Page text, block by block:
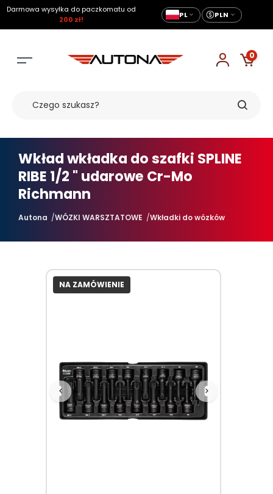
Darmowa wysyłka do paczkomatu od
200 zł!
PL PLN
0
Wkład wkładka do szafki SPLINE
RIBE 1/2 " udarowe Cr-Mo
Richmann
Autona WÓZKI WARSZTATOWE Wkładki do wózków
NA ZAMÓWIENIE